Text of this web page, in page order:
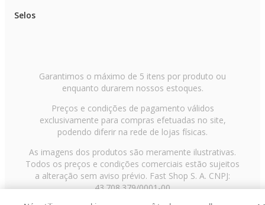
Selos
Garantimos o máximo de 5 itens por produto ou
enquanto durarem nossos estoques.
Preços e condições de pagamento válidos
exclusivamente para compras efetuadas no site,
podendo diferir na rede de lojas físicas.
As imagens dos produtos são meramente ilustrativas.
Todos os preços e condições comerciais estão sujeitos
a alteração sem aviso prévio. Fast Shop S. A. CNPJ:
43.708.379/0001-00